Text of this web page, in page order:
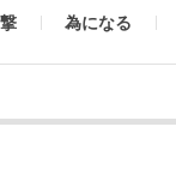
為になる